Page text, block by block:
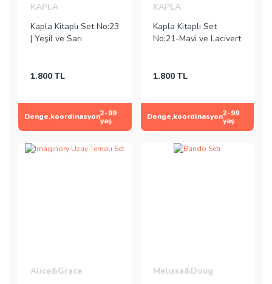
KAPLA
Kapla Kitaplı Set No:23
| Yeşil ve Sarı
1.800 TL
Denge,koordinasyon2-99
yaş
KAPLA
Kapla Kitaplı Set
No:21-Mavi ve Lacivert
1.800 TL
Denge,koordinasyon2-99
yaş
Alice&Grace
Melissa&Doug